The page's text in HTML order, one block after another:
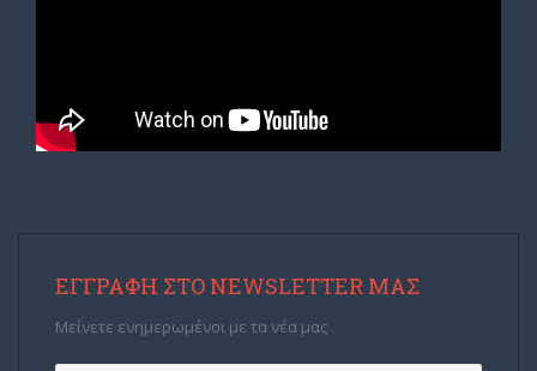
ΕΓΓΡΑΦΉ ΣΤΟ NEWSLETTER ΜΑΣ
Μείνετε ενημερωμένοι με τα νέα μας